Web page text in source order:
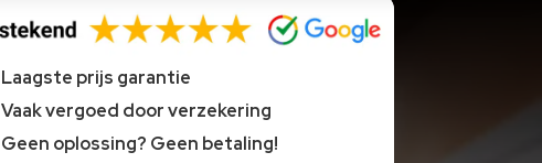
Laagste prijs garantie
Vaak vergoed door verzekering
Geen oplossing? Geen betaling!